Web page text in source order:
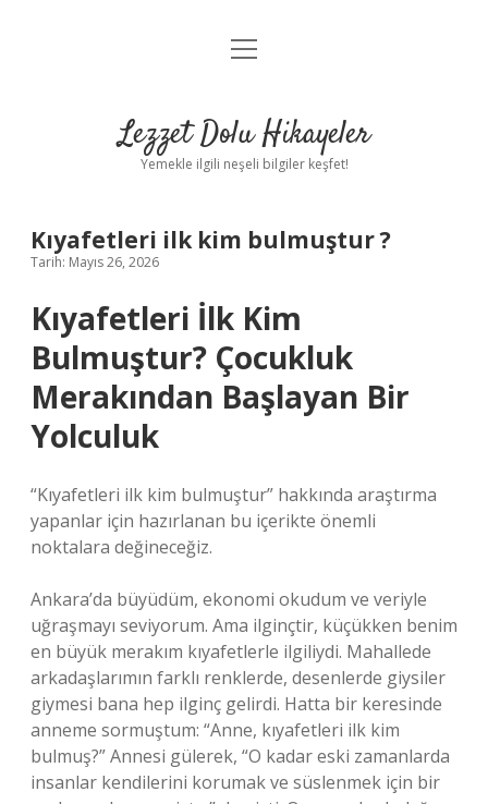
Anasayfa
Yasal Uyarı
menüyü
Lezzet Dolu Hikayeler
Yemekle ilgili neşeli bilgiler keşfet!
Kıyafetleri ilk kim bulmuştur ?
Tarih: Mayıs 26, 2026
Kıyafetleri İlk Kim
Bulmuştur? Çocukluk
Merakından Başlayan Bir
Yolculuk
“Kıyafetleri ilk kim bulmuştur” hakkında araştırma
yapanlar için hazırlanan bu içerikte önemli
noktalara değineceğiz.
Ankara’da büyüdüm, ekonomi okudum ve veriyle
uğraşmayı seviyorum. Ama ilginçtir, küçükken benim
en büyük merakım kıyafetlerle ilgiliydi. Mahallede
arkadaşlarımın farklı renklerde, desenlerde giysiler
giymesi bana hep ilginç gelirdi. Hatta bir keresinde
anneme sormuştum: “Anne, kıyafetleri ilk kim
bulmuş?” Annesi gülerek, “O kadar eski zamanlarda
insanlar kendilerini korumak ve süslenmek için bir